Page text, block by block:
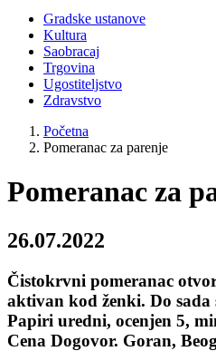
Gradske ustanove
Kultura
Saobracaj
Trgovina
Ugostiteljstvo
Zdravstvo
Početna
Pomeranac za parenje
Pomeranac za
26.07.2022
Čistokrvni pomeranac
aktivan kod ženki. Do sada
Papiri uredni, ocenjen 5,
Cena Dogovor. Goran,